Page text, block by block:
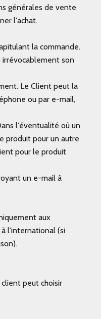
générales de vente
l'achat.
la commande.
son
Le Client peut la
ou par e-mail,
l'éventualité où un
produit pour un autre
pour le produit
un e-mail à
aux
l'international (si
peut choisir